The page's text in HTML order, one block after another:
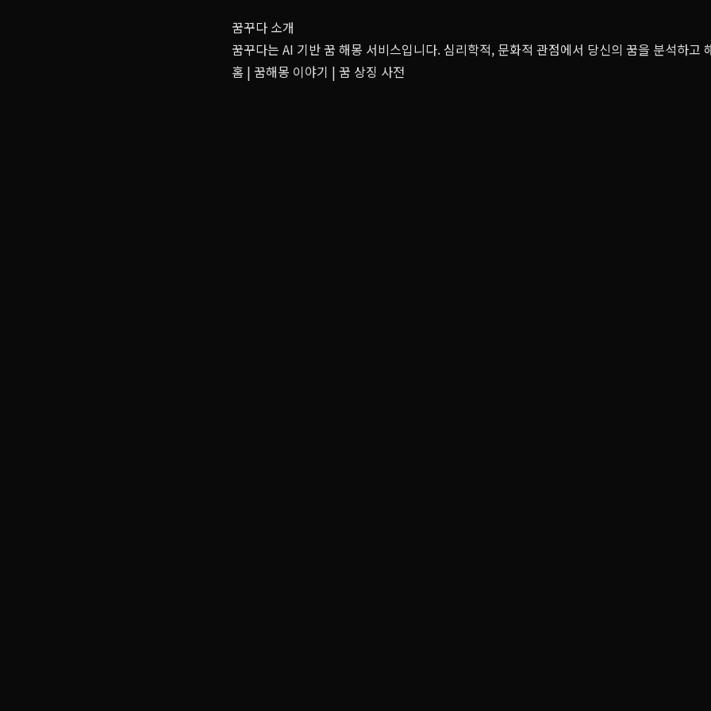
꿈꾸다 소개
꿈꾸다는 AI 기반 꿈 해몽 서비스입니다. 심리학적, 문화적 관점에서 당신의 꿈을 분석하고
홈 | 꿈해몽 이야기 | 꿈 상징 사전